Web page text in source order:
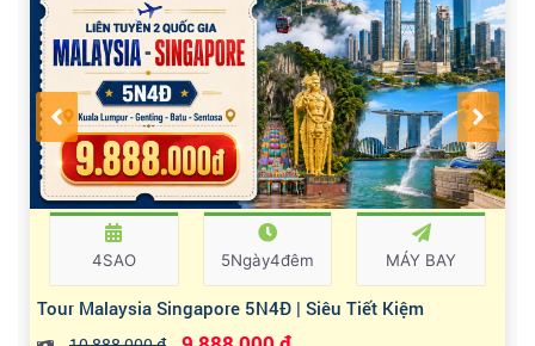
4SAO 5Ngày4đêm MÁY BAY
Tour Malaysia Singapore 5N4Đ | Siêu Tiết Kiệm